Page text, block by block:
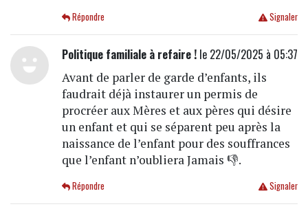
Signaler
Répondre
Politique familiale à refaire !le 22/05/2025 à 05:37
Avant de parler de garde d’enfants, ils
faudrait déjà instaurer un permis de
procréer aux Mères et aux pères qui désire
un enfant et qui se séparent peu après la
naissance de l’enfant pour des souffrances
que l’enfant n’oubliera Jamais 👎.
Signaler
Répondre